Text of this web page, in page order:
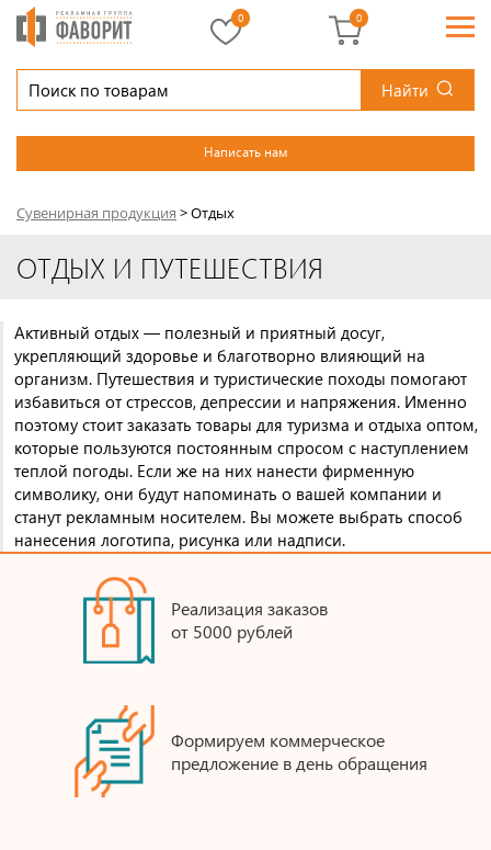
Найти
Написать нам
0 0
Сувенирная продукция >Отдых
ОТДЫХ И ПУТЕШЕСТВИЯ
Активный отдых — полезный и приятный досуг,
укрепляющий здоровье и благотворно влияющий на
организм. Путешествия и туристические походы помогают
избавиться от стрессов, депрессии и напряжения. Именно
поэтому стоит заказать товары для туризма и отдыха оптом,
которые пользуются постоянным спросом с наступлением
теплой погоды. Если же на них нанести фирменную
символику, они будут напоминать о вашей компании и
станут рекламным носителем. Вы можете выбрать способ
нанесения логотипа, рисунка или надписи.
Реализация заказов
от 5000 рублей
Формируем коммерческое
предложение в день обращения